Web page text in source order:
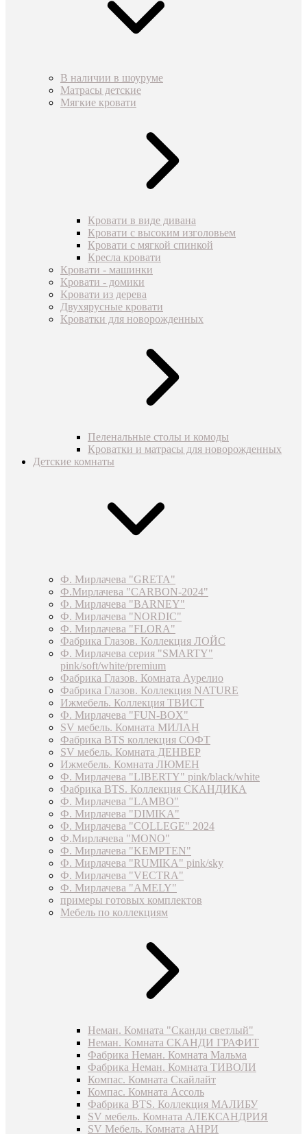
В наличии в шоуруме
Матрасы детские
Мягкие кровати
Кровати в виде дивана
Кровати с высоким изголовьем
Кровати с мягкой спинкой
Кресла кровати
Кровати - машинки
Кровати - домики
Кровати из дерева
Двухярусные кровати
Кроватки для новорожденных
Пеленальные столы и комоды
Кроватки и матрасы для новорожденных
Детские комнаты
Ф. Мирлачева "GRETA"
Ф.Мирлачева "CARBON-2024"
Ф. Мирлачева "BARNEY"
Ф. Мирлачева "NORDIC"
Ф. Мирлачева "FLORA"
Фабрика Глазов. Коллекция ЛОЙС
Ф. Мирлачева серия "SMARTY"
pink/soft/white/premium
Фабрика Глазов. Комната Аурелио
Фабрика Глазов. Коллекция NATURE
Ижмебель. Коллекция ТВИСТ
Ф. Мирлачева "FUN-BOX"
SV мебель. Комната МИЛАН
Фабрика BTS коллекция СОФТ
SV мебель. Комната ДЕНВЕР
Ижмебель. Комната ЛЮМЕН
Ф. Мирлачева "LIBERTY" pink/black/white
Фабрика BTS. Коллекция СКАНДИКА
Ф. Мирлачева "LAMBO"
Ф. Мирлачева "DIMIKA"
Ф. Мирлачева "COLLEGE" 2024
Ф.Мирлачева "MONO"
Ф. Мирлачева "KEMPTEN"
Ф. Мирлачева "RUMIKA" pink/sky
Ф. Мирлачева "VECTRA"
Ф. Мирлачева "AMELY"
примеры готовых комплектов
Мебель по коллекциям
Неман. Комната "Сканди светлый"
Неман. Комната СКАНДИ ГРАФИТ
Фабрика Неман. Комната Мальма
Фабрика Неман. Комната ТИВОЛИ
Компас. Комната Скайлайт
Компас. Комната Ассоль
Фабрика BTS. Коллекция МАЛИБУ
SV мебель. Комната АЛЕКСАНДРИЯ
SV Мебель. Комната АНРИ